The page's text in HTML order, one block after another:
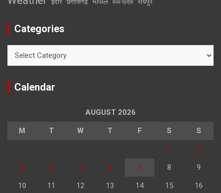
इंदौर छत्तीसगढ़ मध्य प्रदेश रायपुर
Categories
Calendar
AUGUST 2026
M T W T F S S
1 2
3 4 5 6 7 8 9
10 11 12 13 14 15 16